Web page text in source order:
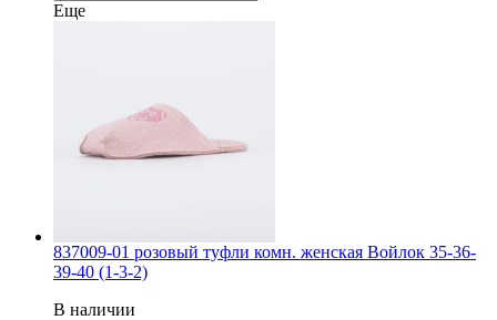
Еще
837009-01 розовый туфли комн. женская Войлок 35-36-
39-40 (1-3-2)
В наличии